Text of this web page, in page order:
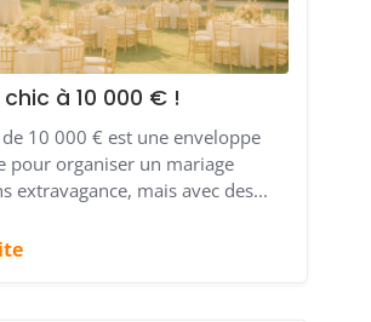
à 10 000 € !
10 000 € est une enveloppe
pour organiser un mariage
extravagance, mais avec des...